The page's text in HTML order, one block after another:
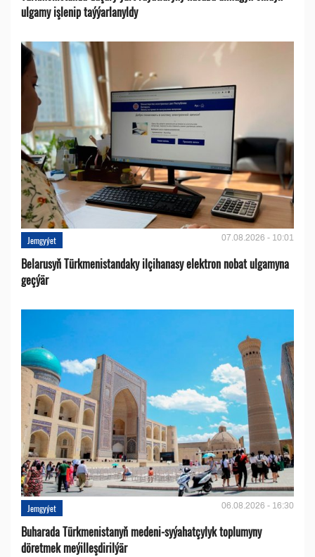
ulgamy işlenip taýýarlanyldy
Jemgyýet 07.08.2026 - 10:01
Belarusyň Türkmenistandaky ilçihanasy elektron nobat ulgamyna
geçýär
Jemgyýet 06.08.2026 - 16:30
Buharada Türkmenistanyň medeni-syýahatçylyk toplumyny
döretmek meýilleşdirilýär